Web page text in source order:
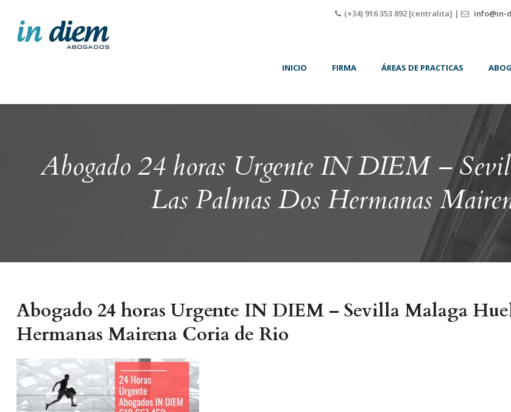
(+34) 916 353 892 [centralita] | info@in-
INICIO FIRMA ÁREAS DE PRACTICAS
Abogado 24 horas Urgente IN DIEM –
Las Palmas Dos Hermanas
Abogado 24 horas Urgente IN DIEM – Sevilla Malaga
Hermanas Mairena Coria de Rio